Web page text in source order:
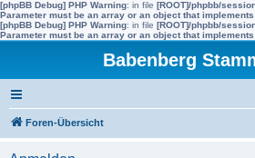
[phpBB Debug] PHP Warning: in file [ROOT]/phpbb/
Parameter must be an array or an object that
[phpBB Debug] PHP Warning: in file [ROOT]/phpbb/
Parameter must be an array or an object that
Babenberg
Foren-Übersicht